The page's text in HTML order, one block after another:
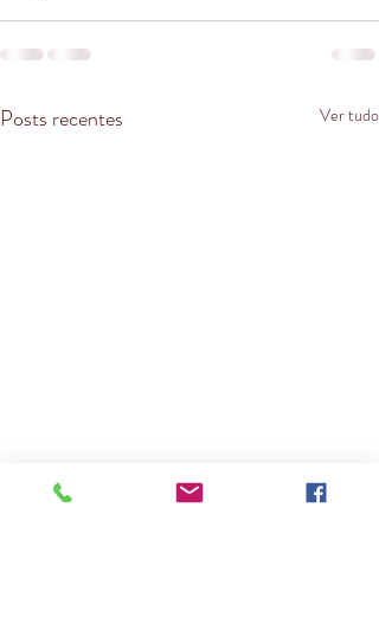
Posts recentes Ver tudo